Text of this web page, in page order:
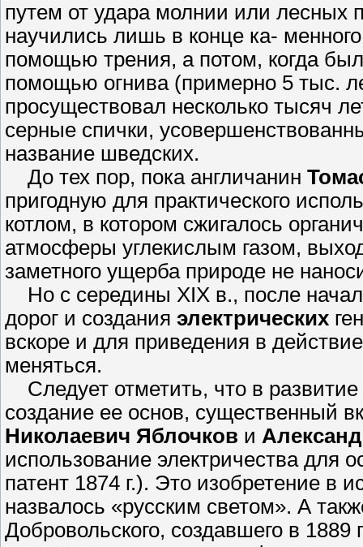
путем от удара молнии или лесных
научились лишь в конце ка-
помощью трения, а потом, когда
помощью огнива (примерно 5 тыс.
просуществовал несколько тысяч
серные спички,
название шведских.
До тех пор, пока англичанин
пригодную для практического
котлом, в котором сжигалось
атмосферы углекислым газом,
заметного ущерба природе не
Но с середины XIX в., после
дорог и создания электрических
вскоре и для приведения в
меняться.
Следует отметить, что в развитие
создание ее основ, существенный
Николаевич Яблочков и
использование электричества для
патент 1874 г.). Это изобретение в
назвалось «русским светом». А
Добровольского, создавшего в